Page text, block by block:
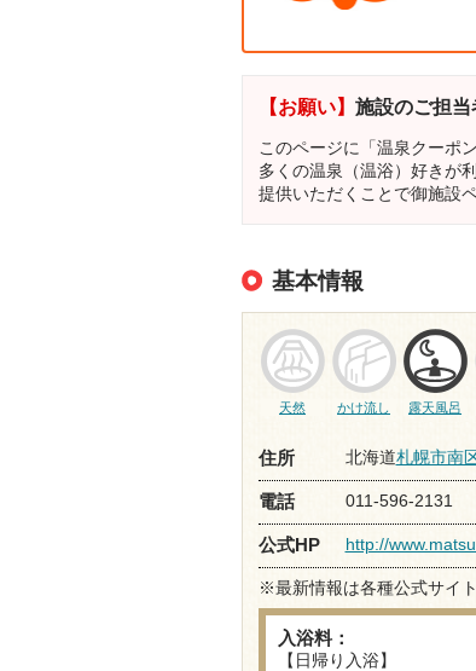
【お願い】 施設のご担当
このページに「温泉クーポ
多くの温泉（温浴）好きが
提供いただくことで御施設
基本情報
天然 かけ流し 露天風呂
住所 北海道札幌市南
電話 011-596-2131
公式HP http://
※最新情報は各種公式サイ
入浴料：
【日帰り入浴】